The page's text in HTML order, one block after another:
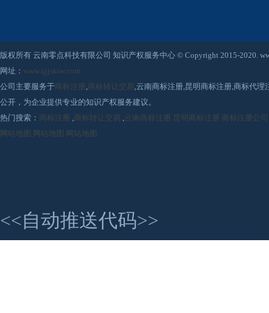
版权所有 云南零点科技有限公司 知识产权服务中心 © Copyright 2015-2020.
网址： www.qjjsksw.com
公司主要服务于商标注册 ,商标转让交易,云南商标注册,昆明商标注册,商标代
公开，为企业提供专业的知识产权服务建议。
热门搜索： 商标注册 ,商标转让交易 ,云南商标注册 昆明商标注册
商标注册公司
网站地图 网站地图 网站地图
<<自动推送代码>>